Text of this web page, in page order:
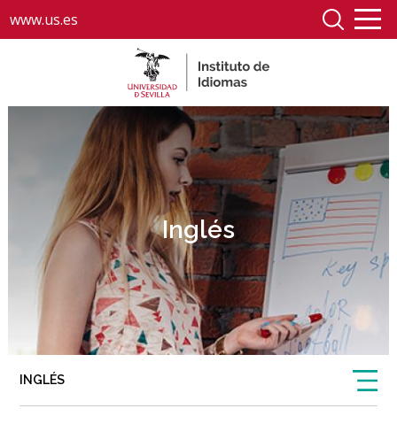
www.us.es
Inglés
INGLÉS